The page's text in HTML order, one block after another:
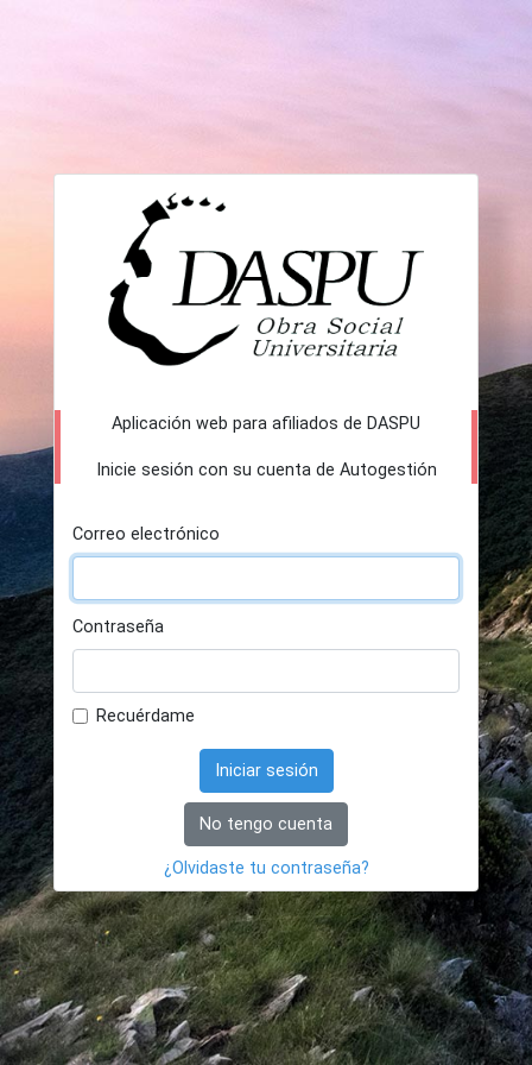
Aplicación web para afiliados de DASPU
Inicie sesión con su cuenta de Autogestión
Correo electrónico
Contraseña
Recuérdame
Iniciar sesión
No tengo cuenta
¿Olvidaste tu contraseña?